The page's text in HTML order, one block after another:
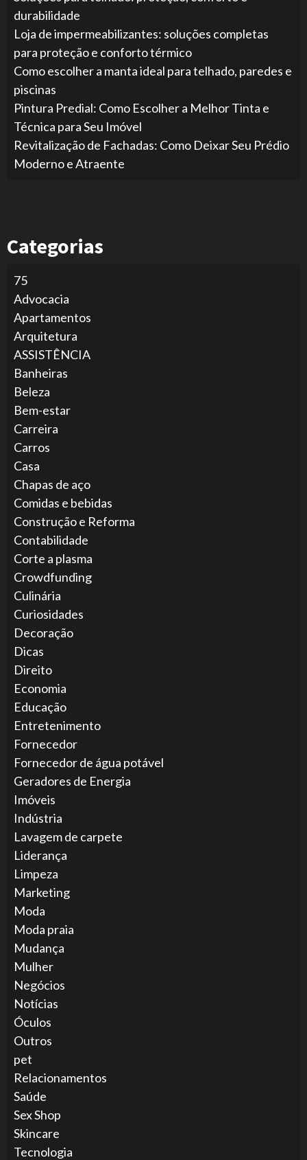
durabilidade
Loja de impermeabilizantes: soluções completas
para proteção e conforto térmico
Como escolher a manta ideal para telhado, paredes e
piscinas
Pintura Predial: Como Escolher a Melhor Tinta e
Técnica para Seu Imóvel
Revitalização de Fachadas: Como Deixar Seu Prédio
Moderno e Atraente
Categorias
75
Advocacia
Apartamentos
Arquitetura
ASSISTÊNCIA
Banheiras
Beleza
Bem-estar
Carreira
Carros
Casa
Chapas de aço
Comidas e bebidas
Construção e Reforma
Contabilidade
Corte a plasma
Crowdfunding
Culinária
Curiosidades
Decoração
Dicas
Direito
Economia
Educação
Entretenimento
Fornecedor
Fornecedor de água potável
Geradores de Energia
Imóveis
Indústria
Lavagem de carpete
Liderança
Limpeza
Marketing
Moda
Moda praia
Mudança
Mulher
Negócios
Notícias
Óculos
Outros
pet
Relacionamentos
Saúde
Sex Shop
Skincare
Tecnologia